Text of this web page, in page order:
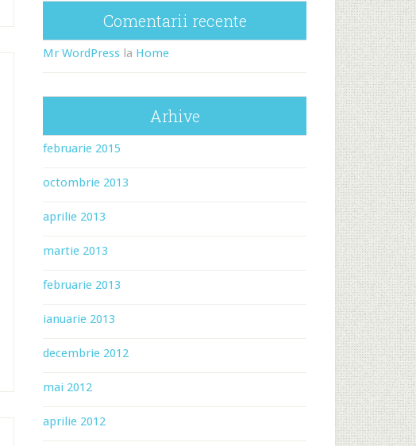
Comentarii recente
Mr WordPress la Home
Arhive
februarie 2015
octombrie 2013
aprilie 2013
martie 2013
februarie 2013
ianuarie 2013
decembrie 2012
mai 2012
aprilie 2012